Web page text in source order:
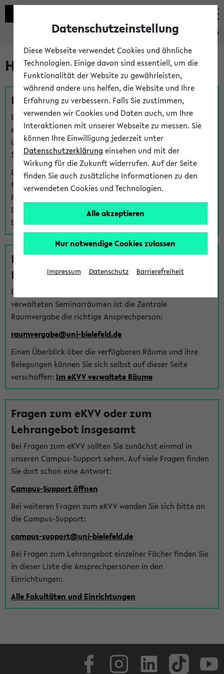
eKVV
Hilfe & Kontakt
Fragen zu einzelnen Veranstaltungen
Bei inhaltlichen und organisatorischen Fragen zu
einzelnen Veranstaltungen finden Sie Ansprechpersonen
über denFragen-Link bei jeder Veranstaltung. Der BIS
Support kann hier meist keine direkte Hilfe leisten.
Bei Veranstaltungen mit eKVV Teilnahmemanagement
finden Sie eine Auskunft über die Personen, die Ihre
Platzzuteilung im eKVV eingetragen haben, auf der
Detailseite zum Teilnahmemanagement der
betreffenden Veranstaltung.
Fragen zu im eKVV verwalteten
Räumen
Bei Fragen zur Vergabe von Hörsälen und vom eKVV
verwalteten Seminarräumen ist die Zentrale
Raumvergabe die richtige Ansprechperson:
raumvergabe@uni-bielefeld.de
Einen Überblick über die verfügbaren Räume und ihre
Belegungen können Sie sich selbst auf dieser Seite
verschaffen: Im eKVV verwaltete Räume
Fragen zum eKVV oder zum
Lehrangebot insgesamt
Bei Fragen zum eKVV sollten Sie zunächst einmal in
unseren Campus-Support sehen. Auf viele Fragen finden
Sie dort schon eine Antwort:
Campus-Support öffnen
Bei weiteren Fragen zum eKVV wenden Sie sich bitte an
die Campus-Support:
campus-support@uni-bielefeld.de
Bei Fragen zum Lehrangebot einzelner Fächer finden Sie
in dieser Liste die Ansprechpersonen in den
Einrichtungen:
Alle Fakultäten und Einrichtungen
Datenschutzeinstellung
Diese Webseite verwendet Cookies und ähnliche
Technologien. Einige davon sind essentiell, um die
Funktionalität der Website zu gewährleisten,
während andere uns helfen, die Website und Ihre
Erfahrung zu verbessern. Falls Sie zustimmen,
verwenden wir Cookies und Daten auch, um Ihre
Interaktionen mit unserer Webseite zu messen. Sie
können Ihre Einwilligung jederzeit unter
Datenschutzerklärung einsehen und mit der
Wirkung für die Zukunft widerrufen. Auf der Seite
finden Sie auch zusätzliche Informationen zu den
verwendeten Cookies und Technologien.
Alle akzeptieren
Nur notwendige Cookies zulassen
Impressum Datenschutz Barrierefreiheit